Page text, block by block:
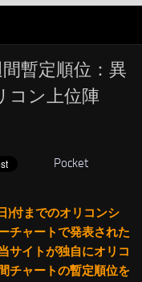
暫定順位：異
コン上位陣
Pocket
)付までのオリコンシ
チャートで発表された
サイトが独自にオリコ
チャートの暫定順位を